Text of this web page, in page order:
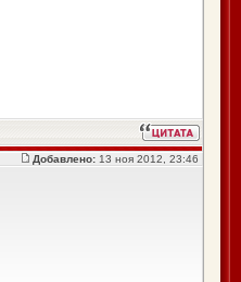
Добавлено: 13 ноя 2012, 23:46